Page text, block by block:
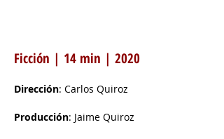
Ficción | 14 min | 2020
Dirección: Carlos Quiroz
Producción: Jaime Quiroz